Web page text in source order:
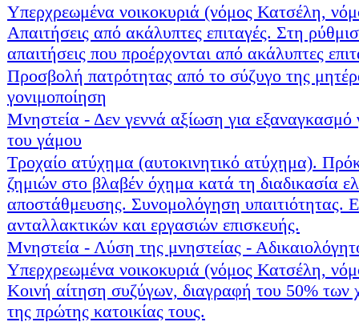
Υπερχρεωμένα νοικοκυριά (νόμος Κατσέλη,
Απαιτήσεις από ακάλυπτες επιταγές. Στη
απαιτήσεις που προέρχονται από ακάλυπτες
Προσβολή πατρότητας από το σύζυγο της
γονιμοποίηση
Μνηστεία - Δεν γεννά αξίωση για
του γάμου
Τροχαίο ατύχημα (αυτοκινητικό ατύχημα).
ζημιών στο βλαβέν όχημα κατά τη διαδικασία
αποστάθμευσης. Συνομολόγηση υπαιτιότητας.
ανταλλακτικών και εργασιών επισκευής.
Μνηστεία - Λύση της μνηστείας -
Υπερχρεωμένα νοικοκυριά (νόμος Κατσέλη,
Κοινή αίτηση συζύγων, διαγραφή του 50% των
της πρώτης κατοικίας τους.